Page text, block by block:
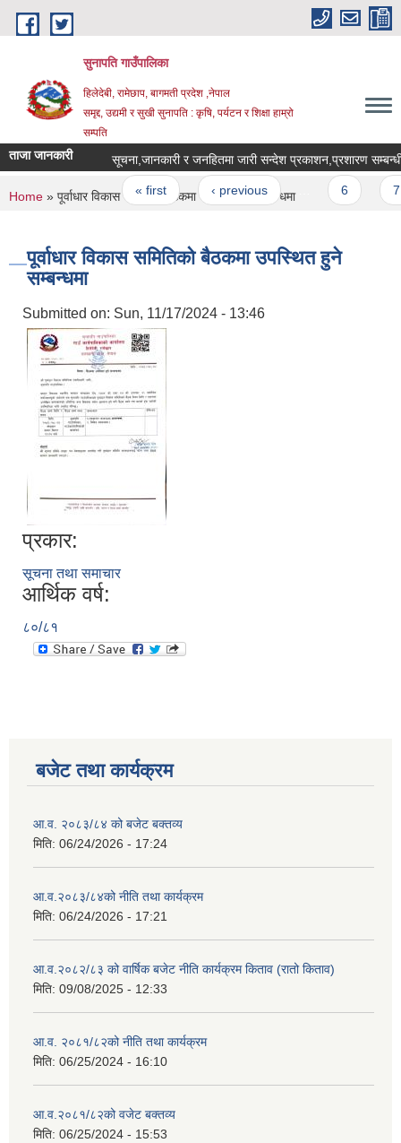
Skip to main content
सुनापति गाउँपालिका
हिलेदेबी, रामेछाप, बागमती प्रदेश ,नेपाल
समृद्द, उद्यमी र सुखी सुनापति : कृषि, पर्यटन र शिक्षा हाम्रो
सम्पति
ताजा जानकारी सूचना,जानकारी र जनहितमा जारी सन्देश प्रकाशन,प्रशारण सम्बन्धी
Pages
« first ‹ previous …
You are here
Home » पूर्वाधार विकास समितिको बैठकमा उपस्थित हुने सम्बन्धमा
पूर्वाधार विकास समितिको बैठकमा उपस्थित हुने
सम्बन्धमा
Submitted on: Sun, 11/17/2024 - 13:46
प्रकार:
सूचना तथा समाचार
आर्थिक वर्ष:
८०/८१
बजेट तथा कार्यक्रम
आ.व. २०८३/८४ को बजेट बक्तव्य
मिति: 06/24/2026 - 17:24
आ.व.२०८३/८४को नीति तथा कार्यक्रम
मिति: 06/24/2026 - 17:21
आ.व.२०८२/८३ को वार्षिक बजेट नीति कार्यक्रम किताव (रातो किताव)
मिति: 09/08/2025 - 12:33
आ.व. २०८१/८२को नीति तथा कार्यक्रम
मिति: 06/25/2024 - 16:10
आ.व.२०८१/८२को वजेट बक्तव्य
मिति: 06/25/2024 - 15:53